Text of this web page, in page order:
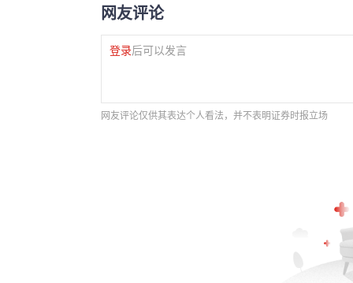
网友评论
登录后可以发言
网友评论仅供其表达个人看法，并不表明证券时报立场